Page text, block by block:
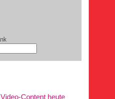
Content heute